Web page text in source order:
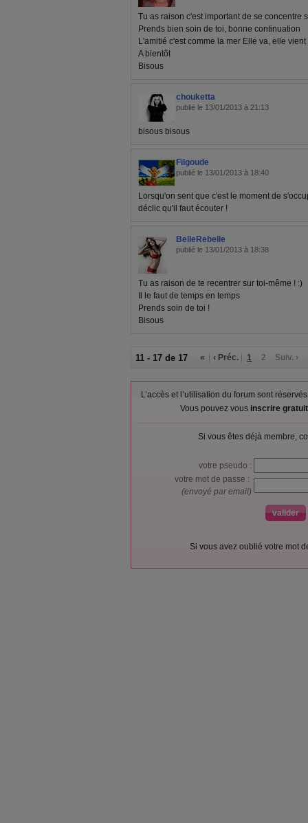
Tu as raison c'est important de se concentre
Prends bien soin de toi, bonne continuation
L'amitié c'est comme la mer Elle va, elle
A bientôt
Bisous
chouketta
publié le 13/01/2013 à 21:13
bisous bisous
Filgoude
publié le 13/01/2013 à 18:40
Lorsqu'on sent que c'est le moment de
déclic qu'il faut écouter !
BelleRebelle
publié le 13/01/2013 à 18:38
Tu as raison de te recentrer sur toi-même ! :)
Il le faut de temps en temps
Prends soin de toi !
Bisous
11 - 17 de 17 « ‹ Préc. 1 2 Suiv. ›
L’accès et l’utilisation du forum sont
Vous pouvez vous inscrire
Si vous êtes déjà membre,
votre pseudo :
votre mot de passe :
(envoyé par email)
Si vous avez oublié votre mot